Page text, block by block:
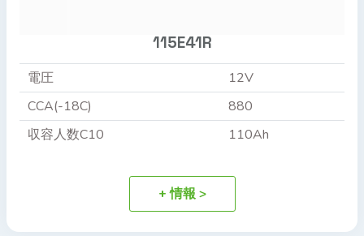
115E41R
電圧
12V
CCA(-18C)
880
収容人数C10
110Ah
+ 情報 >